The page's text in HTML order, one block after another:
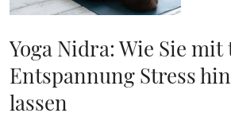
Yoga Nidra: Wie Sie
Entspannung Stress
lassen